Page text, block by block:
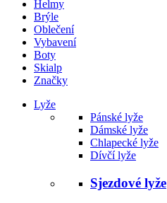
Helmy
Brýle
Oblečení
Vybavení
Boty
Skialp
Značky
Lyže
Pánské lyže
Dámské lyže
Chlapecké lyže
Dívčí lyže
Sjezdové lyže